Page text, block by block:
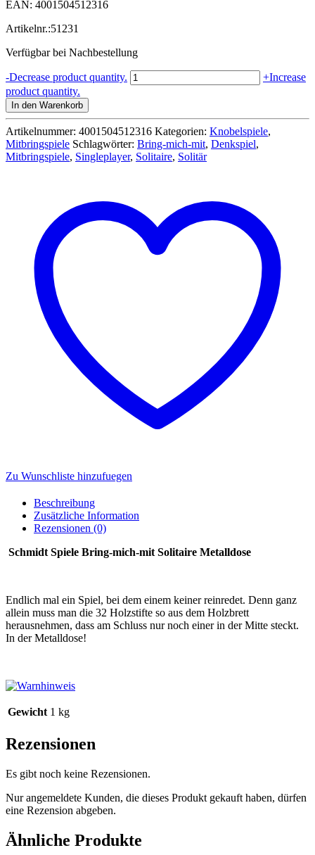
EAN: 4001504512316
Artikelnr.:51231
Verfügbar bei Nachbestellung
-Decrease product quantity. Schmidt
Spiel
-
Reiseedition
Menge
+Increase
product quantity.
In den Warenkorb
Artikelnummer: 4001504512316 Kategorien: Knobelspiele,
Mitbringspiele Schlagwörter: Bring-mich-mit, Denkspiel,
Mitbringspiele, Singleplayer, Solitaire, Solitär
Zu Wunschliste hinzufuegen
Beschreibung
Zusätzliche Information
Rezensionen (0)
Schmidt Spiele Bring-mich-mit Solitaire Metalldose
Endlich mal ein Spiel, bei dem einem keiner reinredet. Denn ganz
allein muss man die 32 Holzstifte so aus dem Holzbrett
herausnehmen, dass am Schluss nur noch einer in der Mitte steckt.
In der Metalldose!
Gewicht 1 kg
Rezensionen
Es gibt noch keine Rezensionen.
Nur angemeldete Kunden, die dieses Produkt gekauft haben, dürfen
eine Rezension abgeben.
Ähnliche Produkte